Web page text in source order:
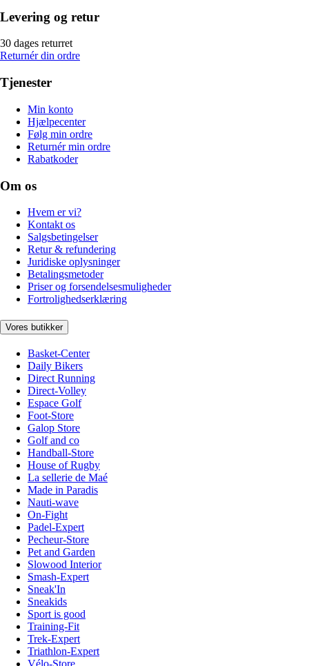
Levering og retur
30 dages returret
Returnér din ordre
Tjenester
Min konto
Hjælpecenter
Følg min ordre
Returnér min ordre
Rabatkoder
Om os
Hvem er vi?
Kontakt os
Salgsbetingelser
Retur & refundering
Juridiske oplysninger
Betalingsmetoder
Priser og forsendelsesmuligheder
Fortrolighedserklæring
Vores butikker
Basket-Center
Daily Bikers
Direct Running
Direct-Volley
Espace Golf
Foot-Store
Galop Store
Golf and co
Handball-Store
House of Rugby
La sellerie de Maé
Made in Paradis
Nauti-wave
On-Fight
Padel-Expert
Pecheur-Store
Pet and Garden
Slowood Interior
Smash-Expert
Sneak'In
Sneakids
Sport is good
Training-Fit
Trek-Expert
Triathlon-Expert
Vélo-Store